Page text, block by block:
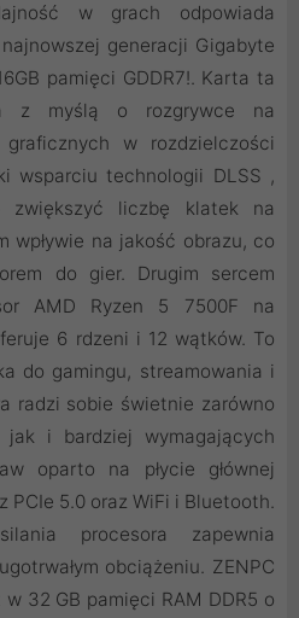
w grach odpowiada
generacji Gigabyte
pamięci GDDR7!. Karta ta
z myślą o rozgrywce na
w rozdzielczości
wsparciu technologii DLSS ,
zwiększyć liczbę klatek na
wpływie na jakość obrazu, co
do gier. Drugim sercem
AMD Ryzen 5 7500F na
6 rdzeni i 12 wątków. To
do gamingu, streamowania i
radzi sobie świetnie zarówno
i bardziej wymagających
oparto na płycie głównej
PCIe 5.0 oraz WiFi i Bluetooth.
procesora zapewnia
obciążeniu. ZENPC
32 GB pamięci RAM DDR5 o